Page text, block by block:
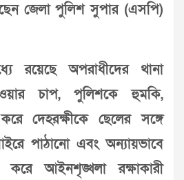
জেলা পুলিশ সুপার (এসপি)
রয়েছে অপরাধীদের থানা
চাপ, পুলিশকে হুমকি,
দেহরক্ষীকে ছেলের সঙ্গে
পাঠানো এবং অন্যায়ভাবে
করে আইনশৃঙ্খলা রক্ষাকারী